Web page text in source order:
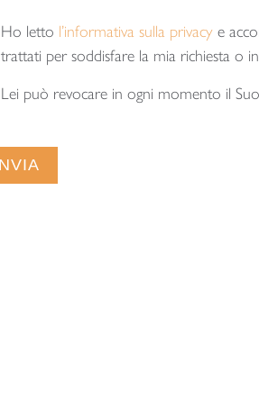
Ho letto l’informativa sulla privacy e
trattati per soddisfare la mia richiesta o
Lei può revocare in ogni momento il